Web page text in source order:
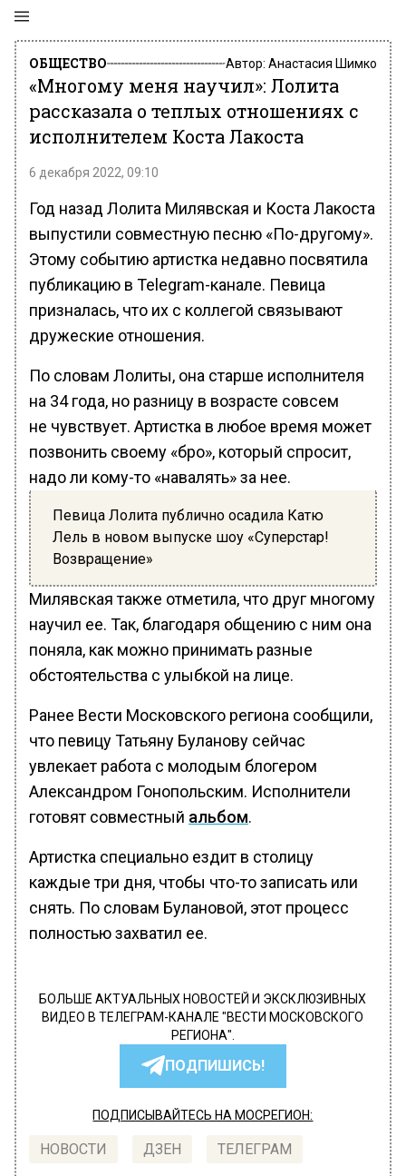
ОБЩЕСТВО Автор: Анастасия Шимко
«Многому меня научил»: Лолита
рассказала о теплых отношениях с
исполнителем Коста Лакоста
6 декабря 2022, 09:10
Год назад Лолита Милявская и Коста Лакоста
выпустили совместную песню «По-другому».
Этому событию артистка недавно посвятила
публикацию в Telegram-канале. Певица
призналась, что их с коллегой связывают
дружеские отношения.
По словам Лолиты, она старше исполнителя
на 34 года, но разницу в возрасте совсем
не чувствует. Артистка в любое время может
позвонить своему «бро», который спросит,
надо ли кому-то «навалять» за нее.
Певица Лолита публично осадила Катю
Лель в новом выпуске шоу «Суперстар!
Возвращение»
Милявская также отметила, что друг многому
научил ее. Так, благодаря общению с ним она
поняла, как можно принимать разные
обстоятельства с улыбкой на лице.
Ранее Вести Московского региона сообщили,
что певицу Татьяну Буланову сейчас
увлекает работа с молодым блогером
Александром Гонопольским. Исполнители
готовят совместный альбом.
Артистка специально ездит в столицу
каждые три дня, чтобы что-то записать или
снять. По словам Булановой, этот процесс
полностью захватил ее.
БОЛЬШЕ АКТУАЛЬНЫХ НОВОСТЕЙ И ЭКСКЛЮЗИВНЫХ
ВИДЕО В ТЕЛЕГРАМ-КАНАЛЕ "ВЕСТИ МОСКОВСКОГО
РЕГИОНА".
ПОДПИШИСЬ!
ПОДПИСЫВАЙТЕСЬ НА МОСРЕГИОН:
НОВОСТИ ДЗЕН ТЕЛЕГРАМ